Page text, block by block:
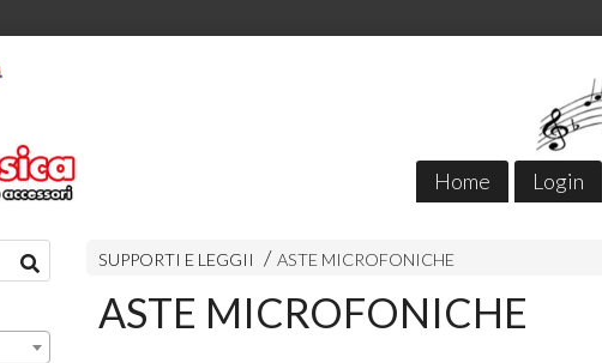
Home Login
SUPPORTI E LEGGII ASTE MICROFONICHE
ASTE MICROFONICHE